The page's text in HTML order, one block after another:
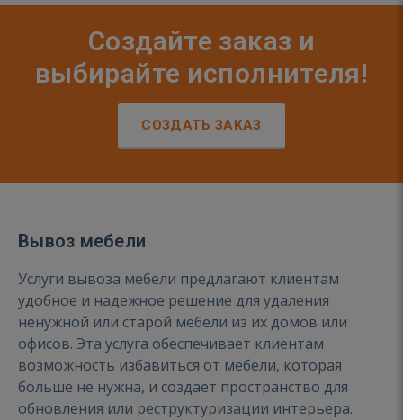
Создайте заказ и
выбирайте исполнителя!
СОЗДАТЬ ЗАКАЗ
Вывоз мебели
Услуги вывоза мебели предлагают клиентам
удобное и надежное решение для удаления
ненужной или старой мебели из их домов или
офисов. Эта услуга обеспечивает клиентам
возможность избавиться от мебели, которая
больше не нужна, и создает пространство для
обновления или реструктуризации интерьера.